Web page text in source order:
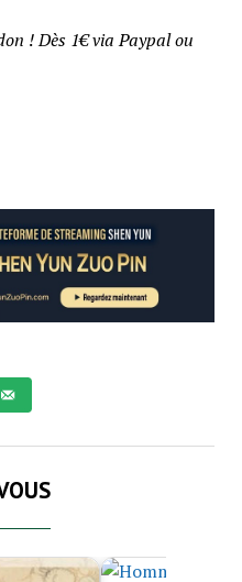
! Dès 1€ via Paypal ou